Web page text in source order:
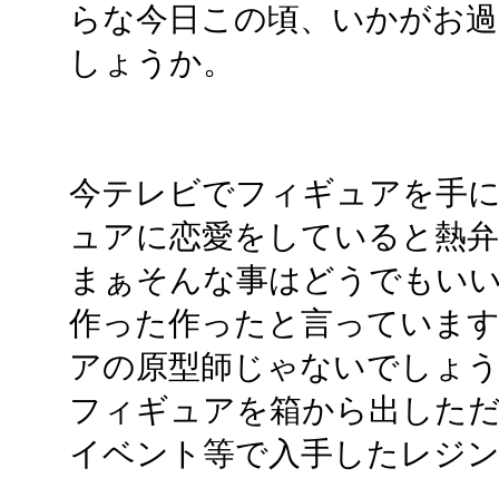
らな今日この頃、いかがお
しょうか。
今テレビでフィギュアを手
ュアに恋愛をしていると熱
まぁそんな事はどうでもい
作った作ったと言っていま
アの原型師じゃないでしょ
フィギュアを箱から出した
イベント等で入手したレジ